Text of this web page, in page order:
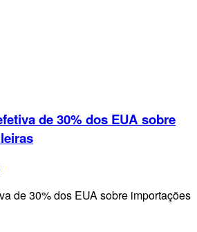
de 30% dos EUA sobre
de 30% dos EUA sobre importações